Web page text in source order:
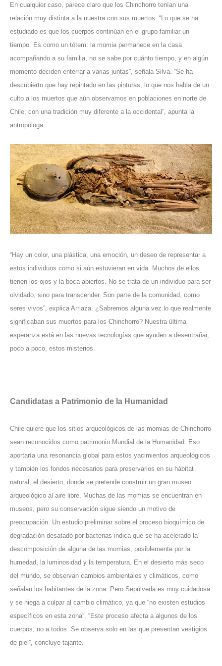
En cualquier caso, parece claro que los Chinchorro tenían una
relación muy distinta a la nuestra con sus muertos. “Lo que se ha
estudiado es que los cuerpos continúan en el grupo familiar un
tiempo. Es como un tótem: la momia permanece en la casa
acompañando a su familia, no se sabe por cuánto tiempo, y en algún
momento deciden enterrar a varias juntas”, señala Silva. “Se ha
descubierto que hay repintado en las pinturas, lo que nos habla de un
culto a los muertos que aún observamos en poblaciones en norte de
Chile, con una tradición muy diferente a la occidental”, apunta la
antropóloga.
“Hay un color, una plástica, una emoción, un deseo de representar a
estos individuos como si aún estuvieran en vida. Muchos de ellos
tienen los ojos y la boca abiertos. No se trata de un individuo para ser
olvidado, sino para transcender. Son parte de la comunidad, como
seres vivos”, explica Arriaza. ¿Sabremos alguna vez lo que realmente
significaban sus muertos para los Chinchorro? Nuestra última
esperanza está en las nuevas tecnologías que ayuden a desentrañar,
poco a poco, estos misterios.
Candidatas a Patrimonio de la Humanidad
Chile quiere que los sitios arqueológicos de las momias de Chinchorro
sean reconocidos como patrimonio Mundial de la Humanidad. Eso
aportaría una resonancia global para estos yacimientos arqueológicos
y también los fondos necesarios para preservarlos en su hábitat
natural, el desierto, donde se pretende construir un gran museo
arqueológico al aire libre. Muchas de las momias se encuentran en
museos, pero su conservación sigue siendo un motivo de
preocupación. Un estudio preliminar sobre el proceso bioquímico de
degradación desatado por bacterias indica que se ha acelerado la
descomposición de alguna de las momias, posiblemente por la
humedad, la luminosidad y la temperatura. En el desierto más seco
del mundo, se observan cambios ambientales y climáticos, como
señalan los habitantes de la zona. Pero Sepúlveda es muy cuidadosa
y se niega a culpar al cambio climático, ya que “no existen estudios
específicos en esta zona”. “Este proceso afecta a algunos de los
cuerpos, no a todos. Se observa solo en las que presentan vestigios
de piel”, concluye tajante.